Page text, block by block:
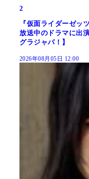
2
『仮面ライダーゼ
放送中のドラマに出
グラジャパ！】
2026年08月05日 12:00